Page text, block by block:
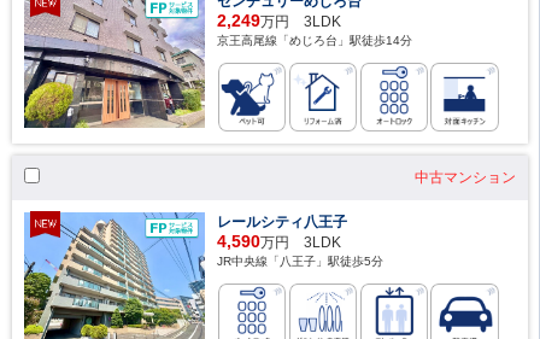
2,249万円 3LDK
京王高尾線「めじろ台」駅徒歩14分
中古マンション
レールシティ八王子
4,590万円 3LDK
JR中央線「八王子」駅徒歩5分